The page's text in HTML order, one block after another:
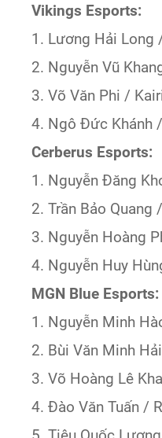
Vikings Esports:
1. Lương Hải Long
2. Nguyễn Vũ
3. Võ Văn Phi /
4. Ngô Đức Khánh
Cerberus Esports:
1. Nguyễn Đăng
2. Trần Bảo Quang
3. Nguyễn Hoàng
4. Nguyễn Huy
MGN Blue Esports:
1. Nguyễn Minh
2. Bùi Văn Minh
3. Võ Hoàng Lê
4. Đào Văn Tuấn /